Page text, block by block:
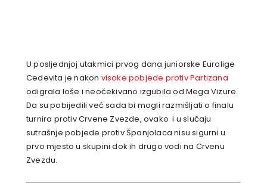
U posljednjoj utakmici prvog dana juniorske Eurolige
Cedevita je nakon visoke pobjede protiv Partizana
odigrala loše i neočekivano izgubila od Mega Vizure.
Da su pobijedili već sada bi mogli razmišljati o finalu
turnira protiv Crvene Zvezde, ovako i u slučaju
sutrašnje pobjede protiv Španjolaca nisu sigurni u
prvo mjesto u skupini dok ih drugo vodi na Crvenu
Zvezdu.